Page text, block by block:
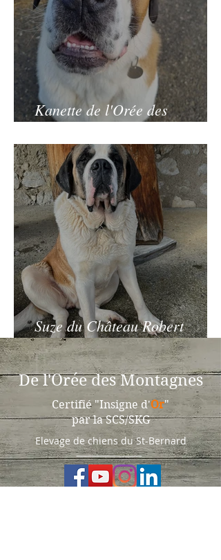
Kanette de l'Orée des
Suze du Château Robert
(04.05.2021)
De l'Orée des Montagnes
Elevage de chiens du St-Bernard
Certifié "Insigne d'Or"
par la SCS/SKG